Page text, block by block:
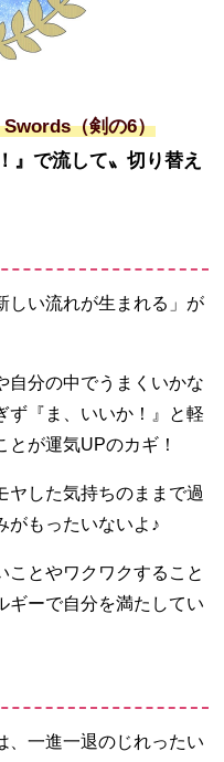
（剣の6）
』で流して〟切り替え
しい流れが生まれる」が
自分の中でうまくいかな
ず『ま、いいか！』と軽
とが運気UPのカギ！
ヤした気持ちのままで過
がもったいないよ♪
ことやワクワクすること
ギーで自分を満たしてい
、一進一退のじれったい